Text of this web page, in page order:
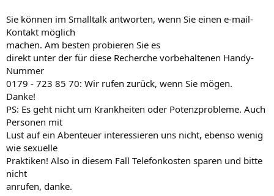
Sie können im Smalltalk antworten, wenn Sie einen e-mail-
Kontakt möglich
machen. Am besten probieren Sie es
direkt unter der für diese Recherche vorbehaltenen Handy-
Nummer
0179 - 723 85 70: Wir rufen zurück, wenn Sie mögen.
Danke!
PS: Es geht nicht um Krankheiten oder Potenzprobleme. Auch
Personen mit
Lust auf ein Abenteuer interessieren uns nicht, ebenso wenig
wie sexuelle
Praktiken! Also in diesem Fall Telefonkosten sparen und bitte
nicht
anrufen, danke.